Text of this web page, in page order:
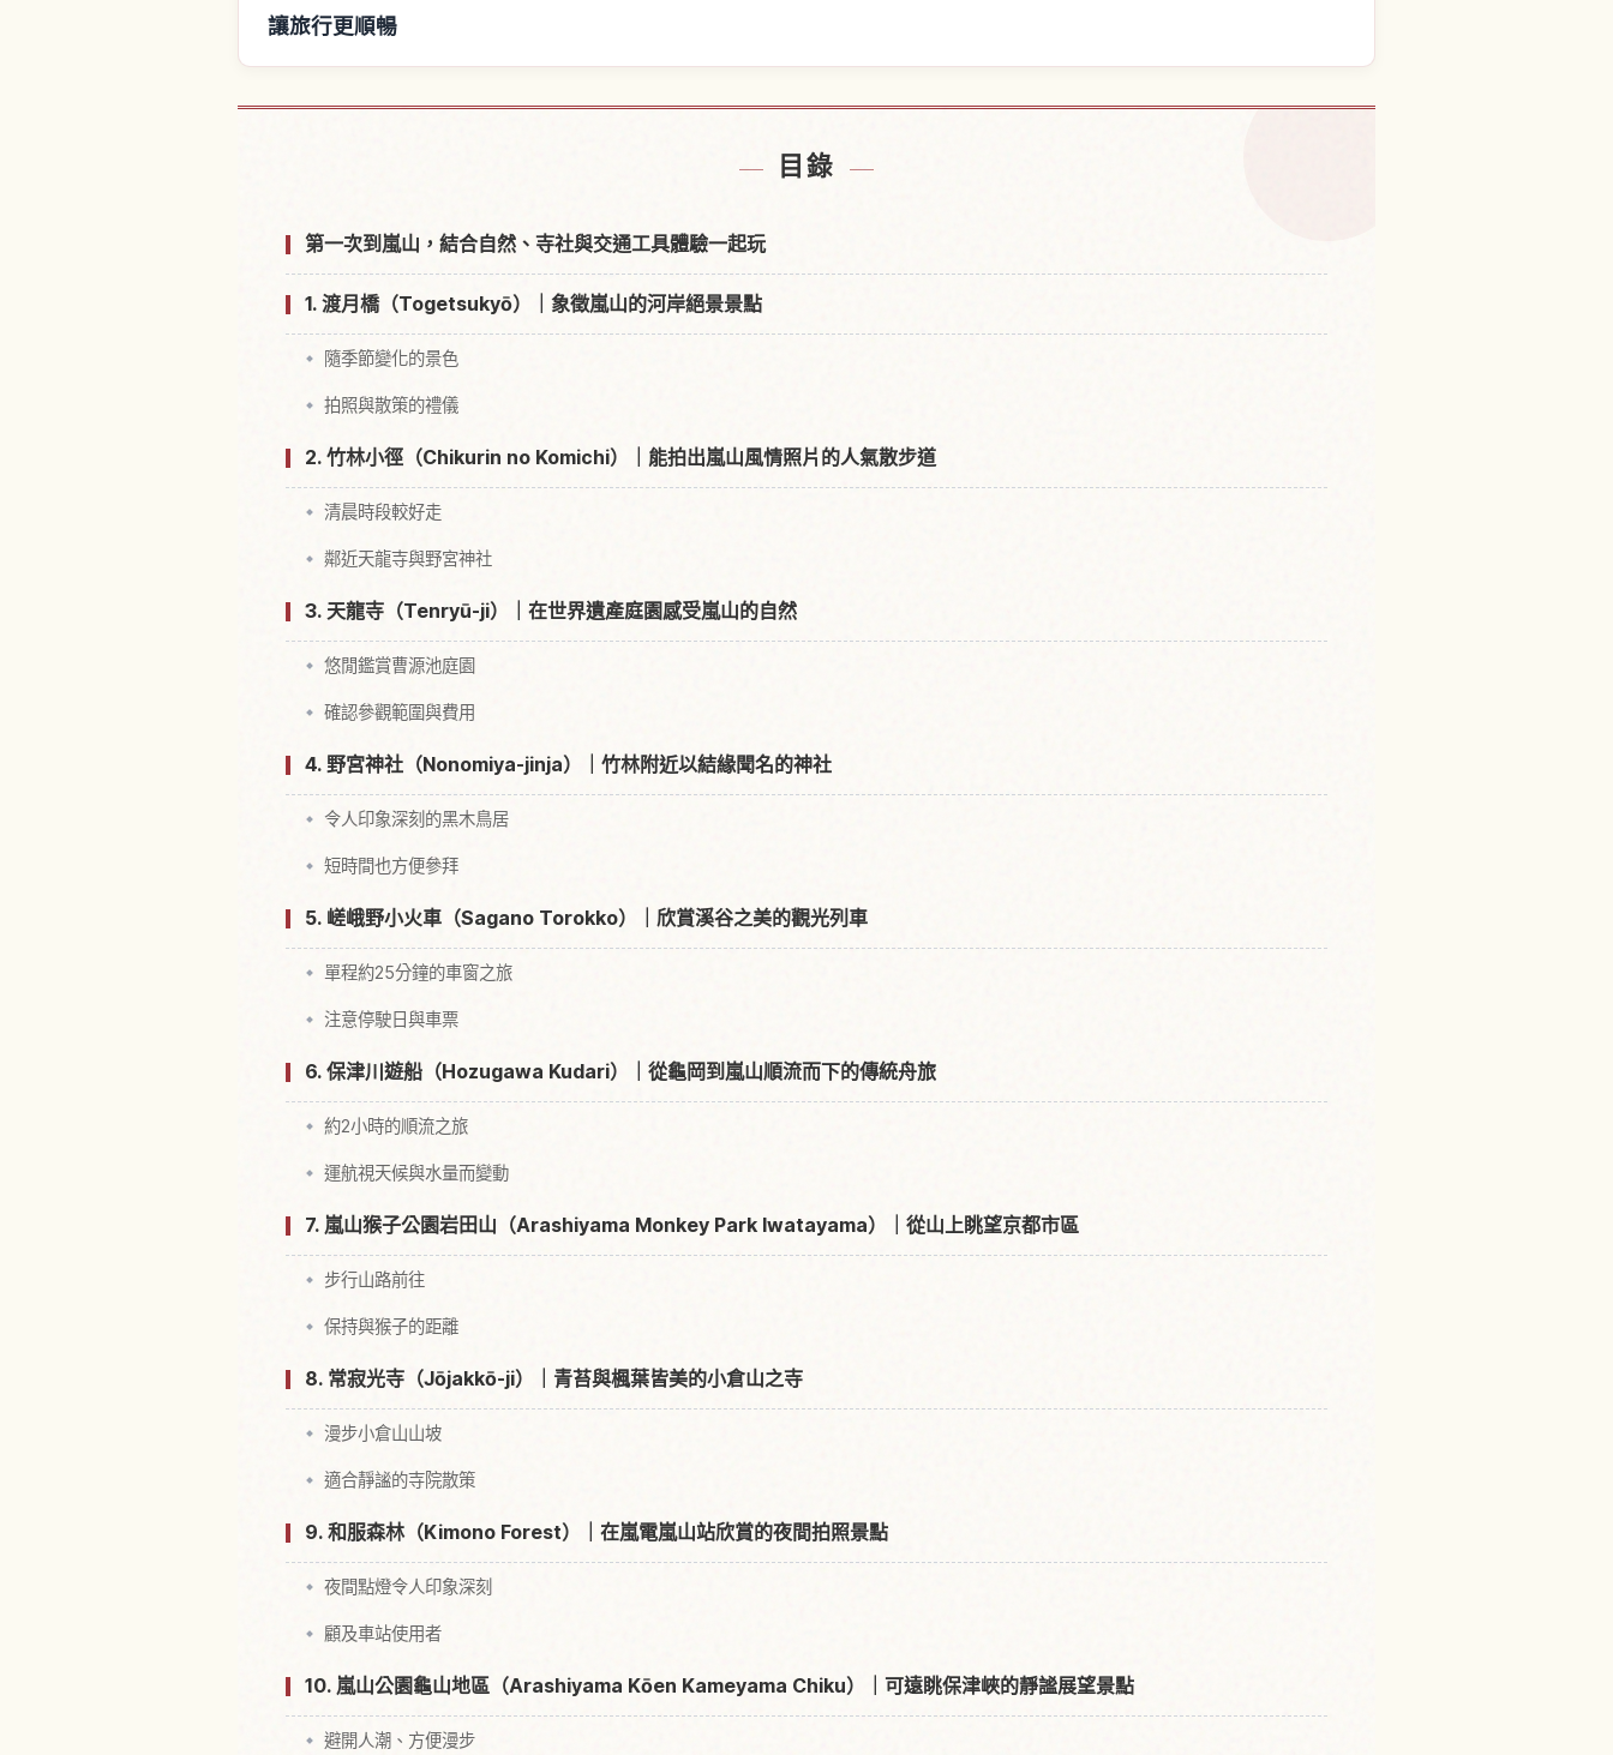
讓旅行更順暢
目錄
第一次到嵐山，結合自然、寺社與交通工具體驗一起玩
1. 渡月橋（Togetsukyō）｜象徵嵐山的河岸絕景景點
隨季節變化的景色
拍照與散策的禮儀
2. 竹林小徑（Chikurin no Komichi）｜能拍出嵐山風情照片的人氣散步道
清晨時段較好走
鄰近天龍寺與野宮神社
3. 天龍寺（Tenryū-ji）｜在世界遺產庭園感受嵐山的自然
悠閒鑑賞曹源池庭園
確認參觀範圍與費用
4. 野宮神社（Nonomiya-jinja）｜竹林附近以結緣聞名的神社
令人印象深刻的黑木鳥居
短時間也方便參拜
5. 嵯峨野小火車（Sagano Torokko）｜欣賞溪谷之美的觀光列車
單程約25分鐘的車窗之旅
注意停駛日與車票
6. 保津川遊船（Hozugawa Kudari）｜從龜岡到嵐山順流而下的傳統舟旅
約2小時的順流之旅
運航視天候與水量而變動
7. 嵐山猴子公園岩田山（Arashiyama Monkey Park Iwatayama）｜從山上眺望京都市區
步行山路前往
保持與猴子的距離
8. 常寂光寺（Jōjakkō-ji）｜青苔與楓葉皆美的小倉山之寺
漫步小倉山山坡
適合靜謐的寺院散策
9. 和服森林（Kimono Forest）｜在嵐電嵐山站欣賞的夜間拍照景點
夜間點燈令人印象深刻
顧及車站使用者
10. 嵐山公園龜山地區（Arashiyama Kōen Kameyama Chiku）｜可遠眺保津峽的靜謐展望景點
避開人潮、方便漫步